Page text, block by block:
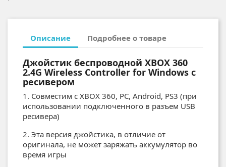
Описание Подробнее о товаре
Джойстик беспроводной XBOX 360
2.4G Wireless Controller for Windows с
ресивером
1. Совместим с XBOX 360, PC, Android, PS3 (при
использовании подключенного в разъем USB
ресивера)
2. Эта версия джойстика, в отличие от
оригинала, не может заряжать аккумулятор во
время игры